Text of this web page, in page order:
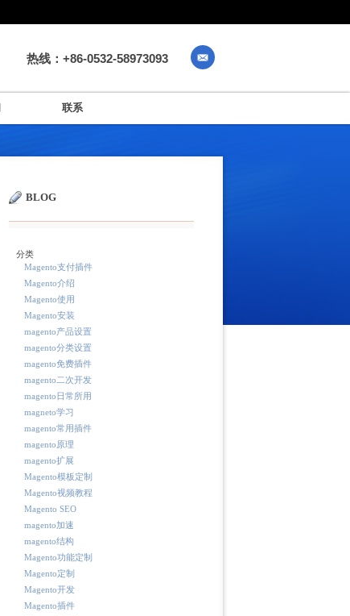
热线：+86-0532-58973093
联系
BLOG
分类
Magento支付插件
Magento介绍
Magento使用
Magento安装
magento产品设置
magento分类设置
magento免费插件
magento二次开发
magento日常所用
magneto学习
magento常用插件
magento原理
magento扩展
Magento模板定制
Magento视频教程
Magento SEO
magento加速
magento结构
Magento功能定制
Magento定制
Magento开发
Magento插件